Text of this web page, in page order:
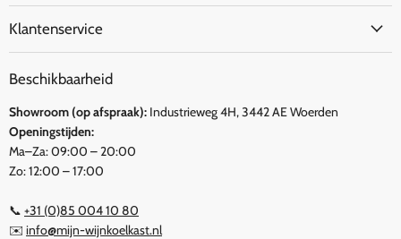
Klantenservice
Beschikbaarheid
Showroom (op afspraak): Industrieweg 4H, 3442 AE Woerden
Openingstijden:
Ma–Za: 09:00 – 20:00
Zo: 12:00 – 17:00
📞 +31 (0)85 004 10 80
✉️ info@mijn-wijnkoelkast.nl